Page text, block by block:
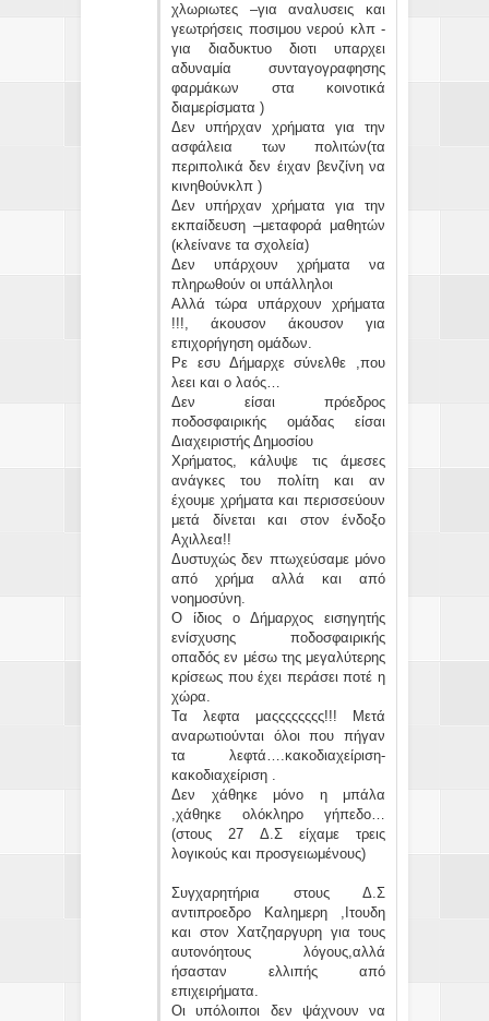
χλωριωτες –για αναλυσεις και
γεωτρήσεις ποσιμου νερού κλπ -
για διαδυκτυο διοτι υπαρχει
αδυναμία συνταγογραφησης
φαρμάκων στα κοινοτικά
διαμερίσματα )
Δεν υπήρχαν χρήματα για την
ασφάλεια των πολιτών(τα
περιπολικά δεν έιχαν βενζίνη να
κινηθούνκλπ )
Δεν υπήρχαν χρήματα για την
εκπαίδευση –μεταφορά μαθητών
(κλείνανε τα σχολεία)
Δεν υπάρχουν χρήματα να
πληρωθούν οι υπάλληλοι
Αλλά τώρα υπάρχουν χρήματα
!!!, άκουσον άκουσον για
επιχορήγηση ομάδων.
Ρε εσυ Δήμαρχε σύνελθε ,που
λεει και ο λαός…
Δεν είσαι πρόεδρος
ποδοσφαιρικής ομάδας είσαι
Διαχειριστής Δημοσίου
Χρήματος, κάλυψε τις άμεσες
ανάγκες του πολίτη και αν
έχουμε χρήματα και περισσεύουν
μετά δίνεται και στον ένδοξο
Αχιλλεα!!
Δυστυχώς δεν πτωχεύσαμε μόνο
από χρήμα αλλά και από
νοημοσύνη.
Ο ίδιος ο Δήμαρχος εισηγητής
ενίσχυσης ποδοσφαιρικής
οπαδός εν μέσω της μεγαλύτερης
κρίσεως που έχει περάσει ποτέ η
χώρα.
Τα λεφτα μαςςςςςςςς!!! Μετά
αναρωτιούνται όλοι που πήγαν
τα λεφτά….κακοδιαχείριση-
κακοδιαχείριση .
Δεν χάθηκε μόνο η μπάλα
,χάθηκε ολόκληρο γήπεδο…
(στους 27 Δ.Σ είχαμε τρεις
λογικούς και προσγειωμένους)
Συγχαρητήρια στους Δ.Σ
αντιπροεδρο Καλημερη ,Ιτουδη
και στον Χατζηαργυρη για τους
αυτονόητους λόγους,αλλά
ήσασταν ελλιπής από
επιχειρήματα.
Οι υπόλοιποι δεν ψάχνουν να